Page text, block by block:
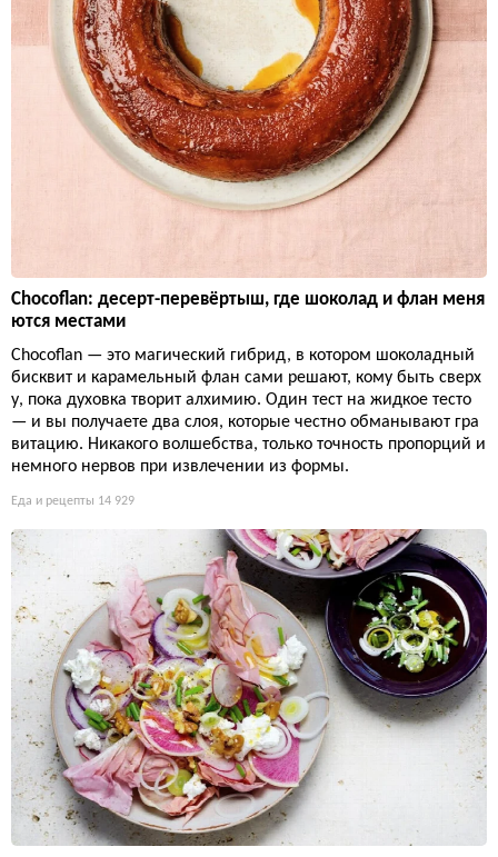
Chocoflan: десерт-перевёртыш, где шоколад и флан меня
ются местами
Chocoflan — это магический гибрид, в котором шоколадный
бисквит и карамельный флан сами решают, кому быть сверх
у, пока духовка творит алхимию. Один тест на жидкое тесто
— и вы получаете два слоя, которые честно обманывают гра
витацию. Никакого волшебства, только точность пропорций и
немного нервов при извлечении из формы.
Еда и рецепты 14 929